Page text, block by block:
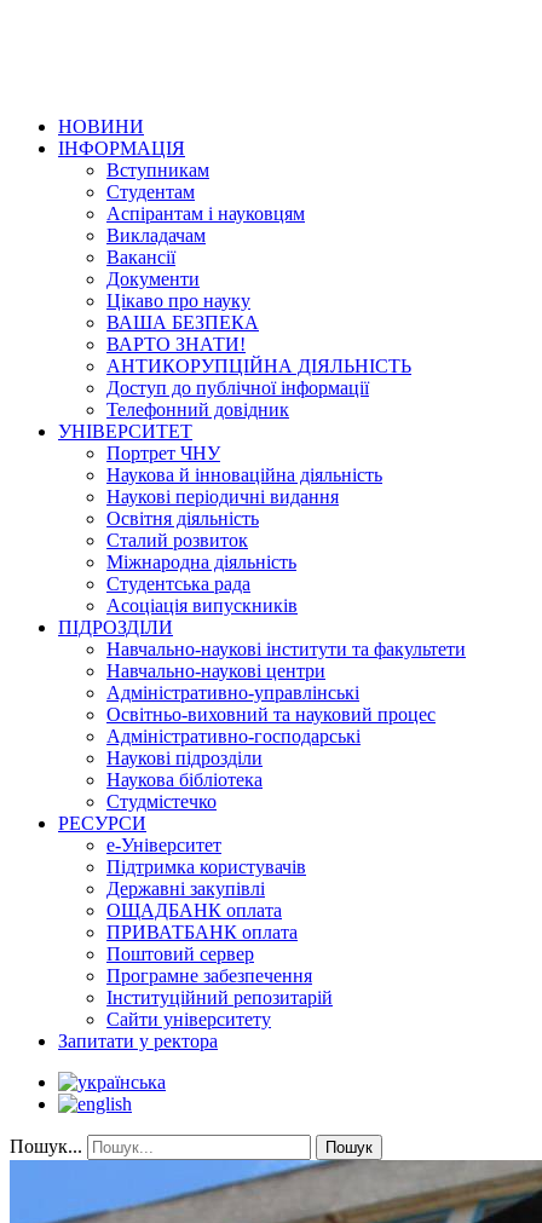
НОВИНИ
ІНФОРМАЦІЯ
Вступникам
Студентам
Аспірантам і науковцям
Викладачам
Вакансії
Документи
Цікаво про науку
ВАША БЕЗПЕКА
ВАРТО ЗНАТИ!
АНТИКОРУПЦІЙНА ДІЯЛЬНІСТЬ
Доступ до публічної інформації
Телефонний довідник
УНІВЕРСИТЕТ
Портрет ЧНУ
Наукова й інноваційна діяльність
Наукові періодичні видання
Освітня діяльність
Сталий розвиток
Міжнародна діяльність
Студентська рада
Асоціація випускників
ПІДРОЗДІЛИ
Навчально-наукові інститути та факультети
Навчально-наукові центри
Адміністративно-управлінські
Освітньо-виховний та науковий процес
Адміністративно-господарські
Наукові підрозділи
Наукова бібліотека
Студмістечко
РЕСУРСИ
е-Університет
Підтримка користувачів
Державні закупівлі
ОЩАДБАНК оплата
ПРИВАТБАНК оплата
Поштовий сервер
Програмне забезпечення
Інституційний репозитарій
Сайти університету
Запитати у ректора
Пошук... Пошук